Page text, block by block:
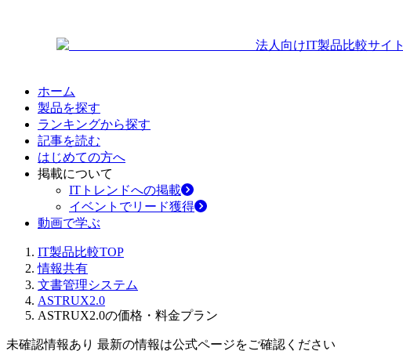
法人向けIT製品比較サイト
ホーム
製品を探す
ランキングから探す
記事を読む
はじめての方へ
掲載について
ITトレンドへの掲載
イベントでリード獲得
動画で学ぶ
IT製品比較TOP
情報共有
文書管理システム
ASTRUX2.0
ASTRUX2.0の価格・料金プラン
未確認情報あり 最新の情報は公式ページをご確認ください